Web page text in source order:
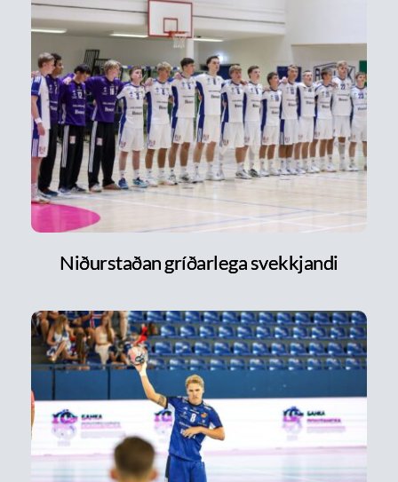
Niðurstaðan gríðarlega svekkjandi